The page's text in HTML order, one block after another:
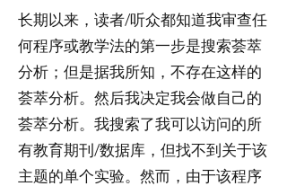
长期以来，读者/听众都知道我审查任
何程序或教学法的第一步是搜索荟萃
分析；但是据我所知，不存在这样的
荟萃分析。然后我决定我会做自己的
荟萃分析。我搜索了我可以访问的所
有教育期刊/数据库，但找不到关于该
主题的单个实验。然而，由于该程序